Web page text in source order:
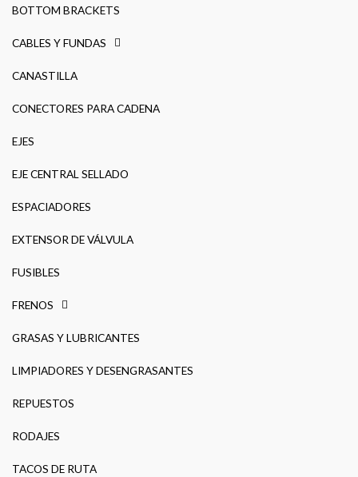
BOTTOM BRACKETS
CABLES Y FUNDAS
CANASTILLA
CONECTORES PARA CADENA
EJES
EJE CENTRAL SELLADO
ESPACIADORES
EXTENSOR DE VÁLVULA
FUSIBLES
FRENOS
GRASAS Y LUBRICANTES
LIMPIADORES Y DESENGRASANTES
REPUESTOS
RODAJES
TACOS DE RUTA